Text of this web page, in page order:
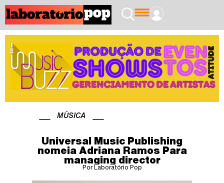
MÚSICA
Universal Music Publishing
nomeia Adriana Ramos Para
managing director
Por Laboratório Pop